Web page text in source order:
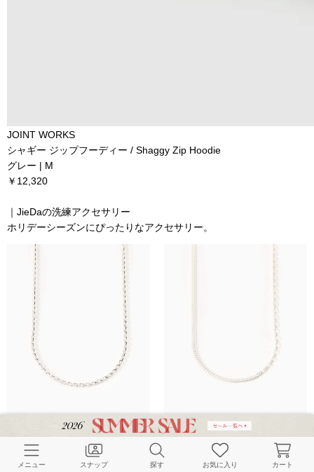
JOINT WORKS
シャギー ジップフーディー / Shaggy Zip Hoodie
グレー | M
￥12,320
｜JieDaの洗練アクセサリー
ホリデーシーズンにぴったりなアクセサリー。
メニュー スナップ 探す お気に入り カート